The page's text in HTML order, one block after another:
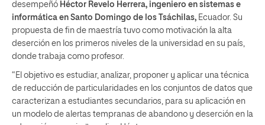
desempeñó Héctor Revelo Herrera, ingeniero en sistemas e
informática en Santo Domingo de los Tsáchilas, Ecuador. Su
propuesta de fin de maestría tuvo como motivación la alta
deserción en los primeros niveles de la universidad en su país,
donde trabaja como profesor.
“El objetivo es estudiar, analizar, proponer y aplicar una técnica
de reducción de particularidades en los conjuntos de datos que
caracterizan a estudiantes secundarios, para su aplicación en
un modelo de alertas tempranas de abandono y deserción en la